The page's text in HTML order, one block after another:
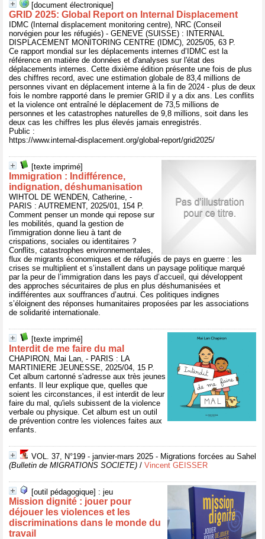
[document électronique]
GRID 2025: Global Report on Internal Displacement
IDMC (Internal displacement monitoring centre), NRC (Conseil
norvégien pour les réfugiés) - GENEVE (SUISSE) : INTERNAL
DISPLACEMENT MONITORING CENTRE (IDMC), 2025/05, 63 P.
Ce rapport mondial sur les déplacements internes d’IDMC est la
référence en matière de données et d'analyses sur l'état des
déplacements internes. Cette dixième édition présente une fois de plus
des chiffres record, avec une estimation globale de 83,4 millions de
personnes vivant en déplacement interne à la fin de 2024 - plus de deux
fois le nombre rapporté dans le premier GRID il y a dix ans. Les conflits
et la violence ont entraîné le déplacement de 73,5 millions de
personnes et les catastrophes naturelles de 9,8 millions, soit dans les
deux cas les chiffres les plus élevés jamais enregistrés.
Public :
https://www.internal-displacement.org/global-report/grid2025/
[texte imprimé]
Immigration : Indifférence,
indignation, déshumanisation
WIHTOL DE WENDEN, Catherine, -
PARIS : AUTREMENT, 2025/01, 154 P.
Comment penser un monde qui repose sur
les mobilités, quand la gestion de
l'immigration donne lieu à tant de
crispations, sociales ou identitaires ?
Conflits, catastrophes environnementales,
flux de migrants économiques et de réfugiés de pays en guerre : les
crises se multiplient et s’installent dans un paysage politique marqué
par la peur de l’immigration dans les pays d’accueil, qui développent
des approches sécuritaires de plus en plus déshumanisées et
indifférentes aux souffrances d’autrui. Ces politiques indignes
s’éloignent des réponses humanitaires proposées par les associations
de solidarité internationale.
[texte imprimé]
Interdit de me faire du mal
CHAPIRON, Mai Lan, - PARIS : LA
MARTINIERE JEUNESSE, 2025/04, 15 P.
Cet album cartonné s'adresse aux très jeunes
enfants. Il leur explique que, quelles que
soient les circonstances, il est interdit de leur
faire du mal, qu'iels subissent de la violence
verbale ou physique. Cet album est un outil
de prévention contre les violences faites aux
enfants.
VOL. 37, N°199 - janvier-mars 2025 - Migrations forcées au Sahel
(Bulletin de MIGRATIONS SOCIETE) / Vincent GEISSER
[outil pédagogique] : jeu
Mission dignité : jouer pour
déjouer les violences et les
discriminations dans le monde du
travail